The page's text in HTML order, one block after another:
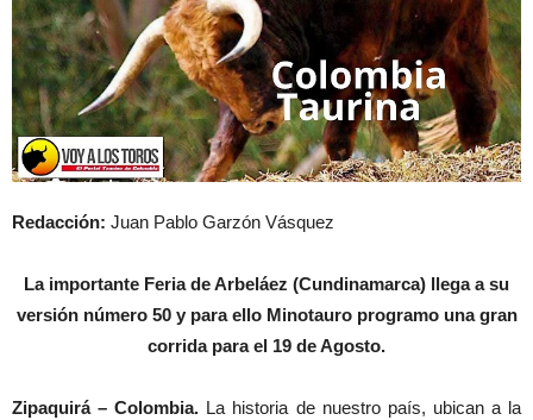
Redacción: Juan Pablo Garzón Vásquez
La importante Feria de Arbeláez (Cundinamarca) llega a su
versión número 50 y para ello Minotauro programo una gran
corrida para el 19 de Agosto.
Zipaquirá – Colombia. La historia de nuestro país, ubican a la